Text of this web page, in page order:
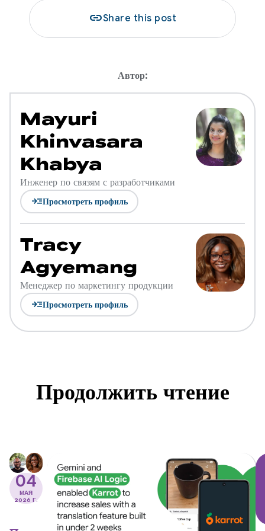
linkShare this post
Автор:
Mayuri
Khinvasara
Khabya
Инженер по связям с разработчиками
read_moreПросмотреть профиль
Tracy
Agyemang
Менеджер по маркетингу продукции
read_moreПросмотреть профиль
Продолжить чтение
04
МАЯ
2026 Г.